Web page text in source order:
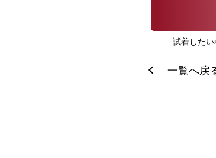
試着したい
一覧へ戻